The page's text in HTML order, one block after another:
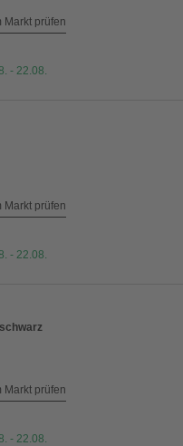
Markt prüfen
- 22.08.
Markt prüfen
- 22.08.
Markt prüfen
- 22.08.